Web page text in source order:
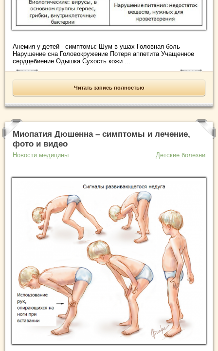
Анемия у детей - симптомы: Шум в ушах Головная боль
Нарушение сна Головокружение Потеря аппетита Учащенное
сердцебиение Одышка Сухость кожи ...
Читать запись полностью
Миопатия Дюшенна – симптомы и лечение,
фото и видео
Новости медицины Детские болезни